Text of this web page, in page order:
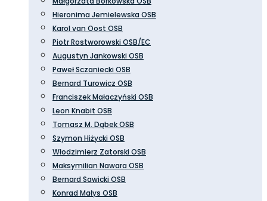
Hieronima Jemielewska OSB
Karol van Oost OSB
Piotr Rostworowski OSB/EC
Augustyn Jankowski OSB
Paweł Sczaniecki OSB
Bernard Turowicz OSB
Franciszek Małaczyński OSB
Leon Knabit OSB
Tomasz M. Dąbek OSB
Szymon Hiżycki OSB
Włodzimierz Zatorski OSB
Maksymilian Nawara OSB
Bernard Sawicki OSB
Konrad Małys OSB